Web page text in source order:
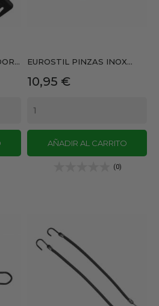
EUROSTIL PINZAS INOX...
Precio
10,95 €
AÑADIR AL CARRITO
(0)